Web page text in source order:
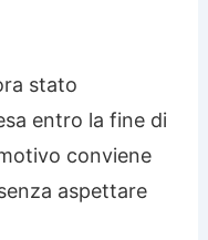
stato
entro la fine di
conviene
aspettare